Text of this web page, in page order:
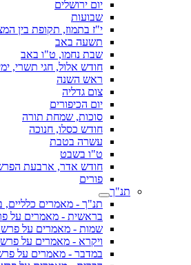
יום ירושלים
שבועות
י"ז בתמוז, תקופת בין
תשעה באב
שבת נחמו, ט"ו באב
חודש אלול, חגי תשרי,
ראש השנה
צום גדליה
יום הכיפורים
סוכות, שמחת תורה
חודש כסלו, חנוכה
עשרה בטבת
ט"ו בשבט
חודש אדר, ארבעת
פורים
תנ"ך
תנ"ך - מאמרים כלליים,
בראשית - מאמרים על
שמות - מאמרים על
ויקרא - מאמרים על
במדבר - מאמרים על